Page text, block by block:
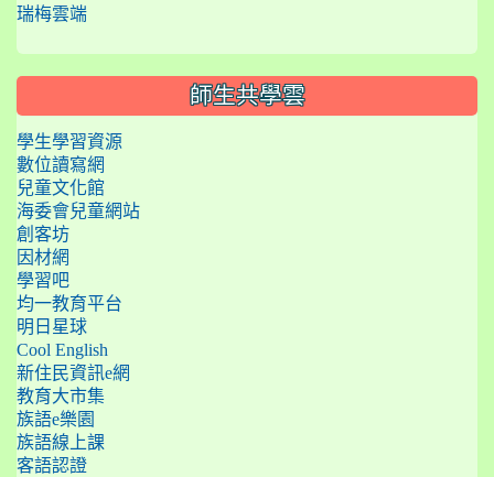
瑞梅雲端
師生共學雲
學生學習資源
數位讀寫網
兒童文化館
海委會兒童網站
創客坊
因材網
學習吧
均一教育平台
明日星球
Cool English
新住民資訊e網
教育大市集
族語e樂園
族語線上課
客語認證